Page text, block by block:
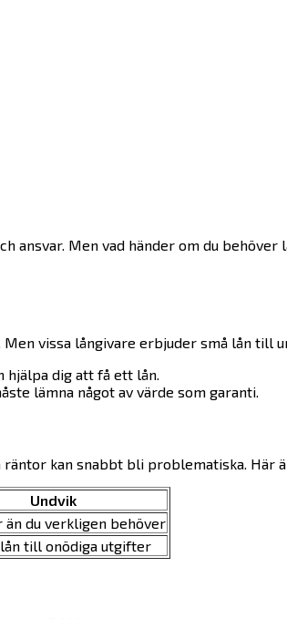
Men vad händer om du
vissa långivare erbjuder små lån till
hjälpa dig att få ett lån.
lämna något av värde som garanti.
kan snabbt bli problematiska. Här
Undvik
än du verkligen behöver
lån till onödiga utgifter